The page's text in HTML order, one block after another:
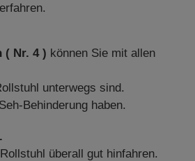
( Nr. 4 ) können Sie mit allen
unterwegs sind.
Behinderung haben.
überall gut hinfahren.